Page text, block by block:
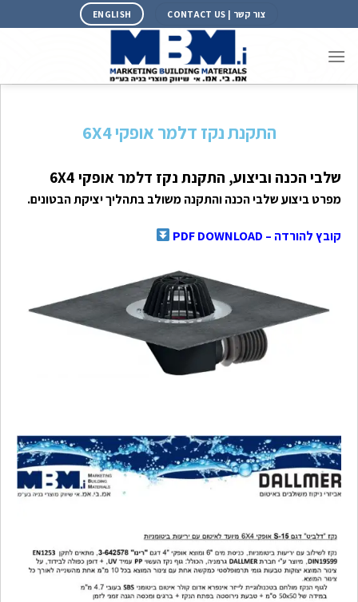
צור קשר | CONTACT US ENGLISH
התקנת נקז דלמר אופקי 6X4
שלבי הכנה וביצוע, התקנת נקז דלמר אופקי 6X4
מפרט ביצוע שלבי הכנה והתקנה משולב בתהליך יציקת הבטונים.
קובץ להורדה – PDF DOWNLOAD